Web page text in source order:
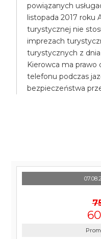
powiązanych
listopada 2017 roku
turystycznej nie
imprezach
turystycznych z
Kierowca ma prawo
telefonu podczas
bezpieczeństwa